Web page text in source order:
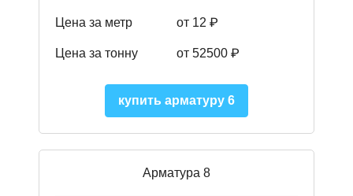
Цена за метр от 12 ₽
Цена за тонну от 52500 ₽
купить арматуру 6
Арматура 8